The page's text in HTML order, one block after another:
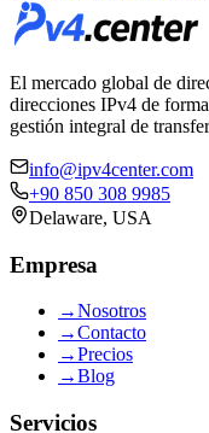
El mercado global de
direcciones IPv4 de
gestión integral de
info@ipv4center.com
+90 850 308 9985
Delaware, USA
Empresa
→Nosotros
→Contacto
→Precios
→Blog
Servicios